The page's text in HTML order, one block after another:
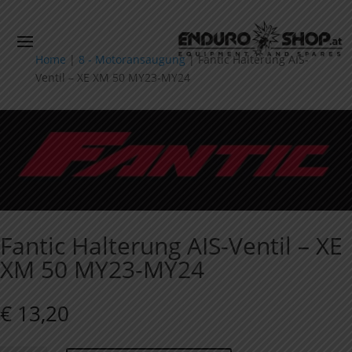
Home | 8 - Motoransaugung|Fantic Halterung AIS-
Ventil – XE XM 50 MY23-MY24
Fantic Halterung AIS-Ventil – XE
XM 50 MY23-MY24
€ 13,20